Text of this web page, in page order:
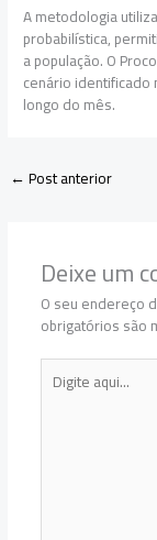
A metodologia
probabilística,
a população. O
cenário
longo do mês.
←Post anterior
Deixe um
O seu endereço
obrigatórios são
Digite
aqui...